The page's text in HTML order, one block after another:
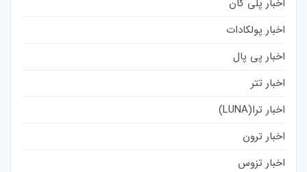
اخبار پولکادات
اخبار پی پال
اخبار تتر
اخبار ترا(LUNA)
اخبار ترون
اخبار تزوس